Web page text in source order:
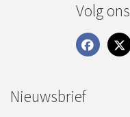
Volg ons
Nieuwsbrief